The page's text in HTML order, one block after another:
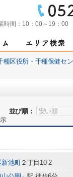
時間： 10：00～19：00
種区役所・千種保健セ
並び順：
新池町２丁目10-2